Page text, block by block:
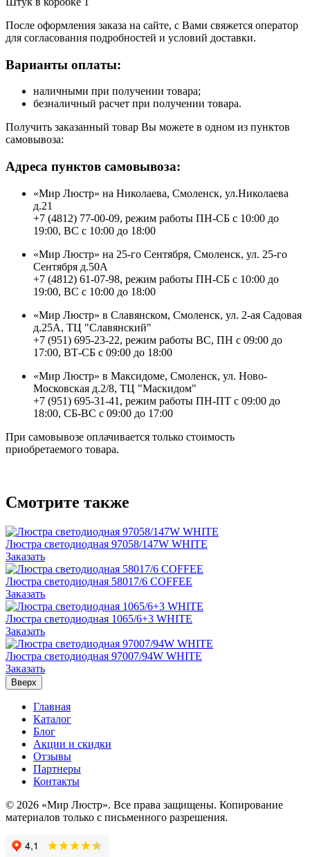
После оформления заказа на сайте, с Вами свяжется оператор
для согласования подробностей и условий доставки.
Варианты оплаты:
наличными при получении товара;
безналичный расчет при получении товара.
Получить заказанный товар Вы можете в одном из пунктов
самовывоза:
Адреса пунктов самовывоза:
«Мир Люстр» на Николаева, Смоленск, ул.Николаева
д.21
+7 (4812) 77-00-09, режим работы ПН-СБ с 10:00 до
19:00, ВС с 10:00 до 18:00
«Мир Люстр» на 25-го Сентября, Смоленск, ул. 25-го
Сентября д.50А
+7 (4812) 61-07-98, режим работы ПН-СБ с 10:00 до
19:00, ВС с 10:00 до 18:00
«Мир Люстр» в Славянском, Смоленск, ул. 2-ая Садовая
д.25А, ТЦ "Славянский"
+7 (951) 695-23-22, режим работы ВС, ПН с 09:00 до
17:00, ВТ-СБ с 09:00 до 18:00
«Мир Люстр» в Максидоме, Смоленск, ул. Ново-
Московская д.2/8, ТЦ "Маскидом"
+7 (951) 695-31-41, режим работы ПН-ПТ с 09:00 до
18:00, СБ-ВС с 09:00 до 17:00
При самовывозе оплачивается только стоимость
приобретаемого товара.
Смотрите также
Люстра светодиодная 97058/147W WHITE
Заказать
Люстра светодиодная 58017/6 COFFEE
Заказать
Люстра светодиодная 1065/6+3 WHITE
Заказать
Люстра светодиодная 97007/94W WHITE
Заказать
Вверх
Главная
Каталог
Блог
Акции и скидки
Отзывы
Партнеры
Контакты
© 2026 «Мир Люстр». Все права защищены. Копирование
материалов только с письменного разрешения.